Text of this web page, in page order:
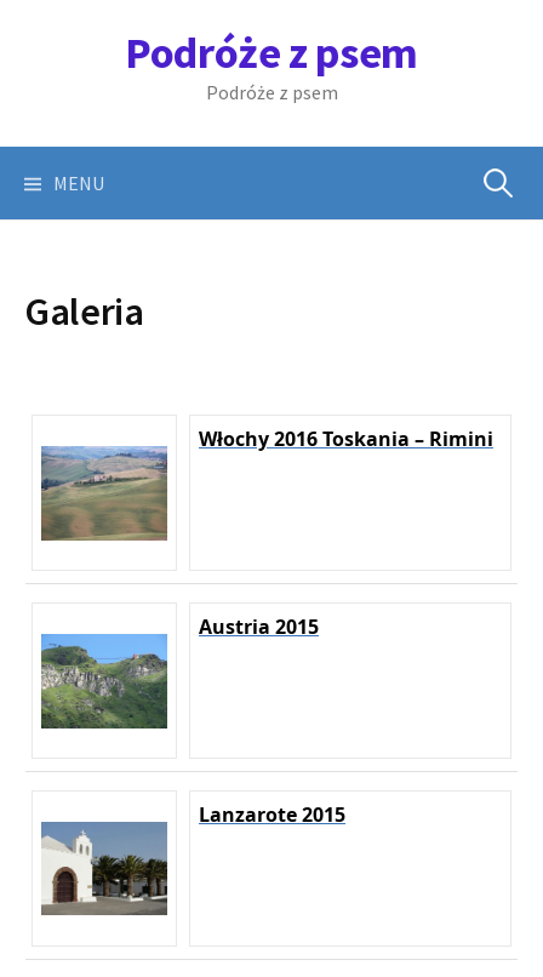
Podróże z psem
Podróże z psem
MENU Szukaj:
Galeria
Włochy 2016 Toskania – Rimini
Austria 2015
Lanzarote 2015